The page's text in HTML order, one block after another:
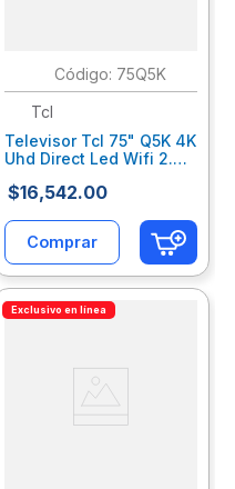
: 75Q5K
Tcl
Televisor Tcl 75" Q5K 4K
Uhd Direct Led Wifi 2.4
Dolby Atmos Google Tv
$16,542.00
Comprar
Exclusivo en línea